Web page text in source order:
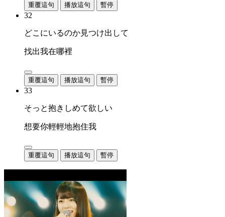
重覆這句 播放這句 暫停
32
どこにいるのか見つけ出して
找出我在哪裡
重覆這句 播放這句 暫停
33
そっと抱きしめて欲しい
想要你輕輕地抱住我
重覆這句 播放這句 暫停